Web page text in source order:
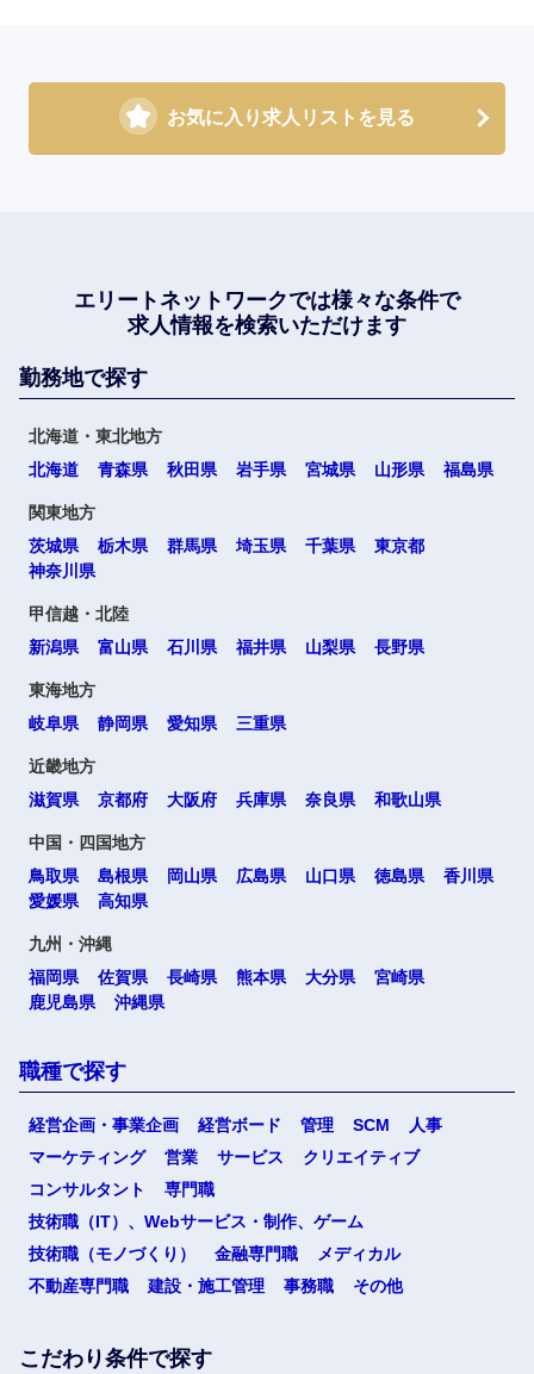
お気に入り求人リストを見る
エリートネットワークでは様々な条件で
求人情報を検索いただけます
勤務地で探す
北海道・東北地方
北海道
青森県 秋田県 岩手県 宮城県 山形県 福島県
関東地方
茨城県
栃木県 群馬県 埼玉県 千葉県
東京都
神奈川県
甲信越・北陸
新潟県
富山県 石川県 福井県 山梨県 長野県
東海地方
岐阜県
静岡県 愛知県 三重県
近畿地方
滋賀県
京都府 大阪府 兵庫県 奈良県 和歌山県
中国・四国地方
鳥取県
島根県 岡山県 広島県 山口県 徳島県
香川県
愛媛県
高知県
九州・沖縄
福岡県
佐賀県 長崎県 熊本県 大分県
宮崎県
鹿児島県
沖縄県
職種で探す
経営企画・事業企画 経営ボード 管理 SCM
人事
マーケティング
営業 サービス
クリエイティブ
コンサルタント
専門職
技術職（IT）、Webサービス・制作、ゲーム
技術職（モノづくり）
金融専門職
メディカル
不動産専門職
建設・施工管理 事務職 その他
こだわり条件で探す